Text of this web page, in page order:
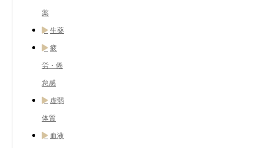
薬
生薬
疲
労・倦
怠感
虚弱
体質
血液